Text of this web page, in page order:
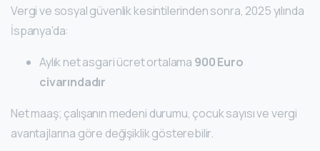
Vergi ve sosyal güvenlik kesintilerinden sonra, 2025 yılında
İspanya’da:
Aylık net asgari ücret ortalama 900 Euro
civarındadır
Net maaş; çalışanın medeni durumu, çocuk sayısı ve vergi
avantajlarına göre değişiklik gösterebilir.